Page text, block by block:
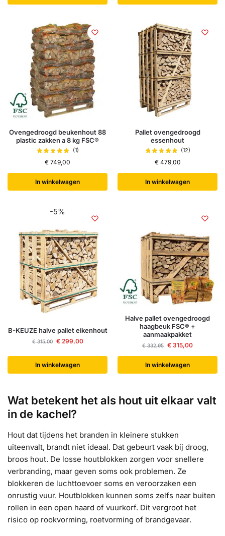
Ovengedroogd beukenhout 88
plastic zakken a 8 kg FSC®
(1)
€ 749,00
In winkelwagen
Pallet ovengedroogd
essenhout
(12)
€479,00
In winkelwagen
-5%
B-KEUZE halve pallet eikenhout
€315,00 €299,00
In winkelwagen
Halve pallet ovengedroogd
haagbeuk FSC® +
aanmaakpakket
€332,95 € 315,00
In winkelwagen
Wat betekent het als hout uit elkaar valt
in de kachel?
Hout dat tijdens het branden in kleinere stukken
uiteenvalt, brandt niet ideaal. Dat gebeurt vaak bij droog,
broos hout. De losse houtblokken zorgen voor snellere
verbranding, maar geven soms ook problemen. Ze
blokkeren de luchttoevoer soms en veroorzaken een
onrustig vuur. Houtblokken kunnen soms zelfs naar buiten
rollen in een open haard of vuurkorf. Dit vergroot het
risico op rookvorming, roetvorming of brandgevaar.